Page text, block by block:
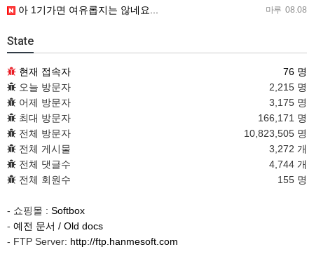
마루 08.08
아 1기가면 여유롭지는 않네요...
State
현재 접속자
76 명
오늘 방문자
2,215 명
어제 방문자
3,175 명
최대 방문자
166,171 명
전체 방문자
10,823,505 명
전체 게시물
3,272 개
전체 댓글수
4,744 개
전체 회원수
155 명
- 쇼핑몰 : Softbox
- 예전 문서 / Old docs
- FTP Server: http://ftp.hanmesoft.com